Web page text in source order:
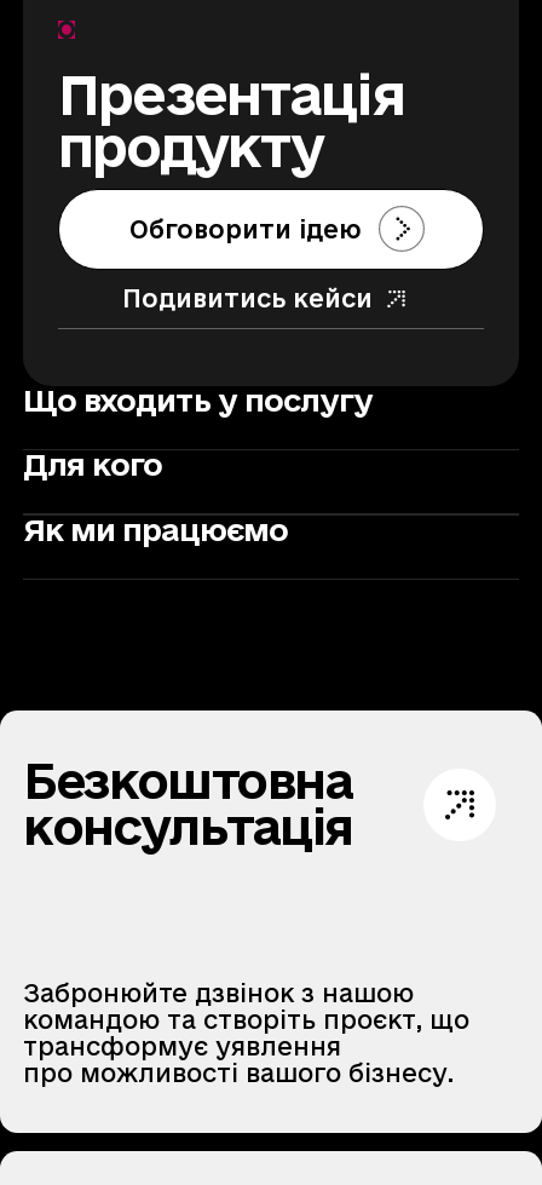
Презентація
продукту
Обговорити ідею
Подивитись кейси
Що входить у послугу
Для кого
Як ми працюємо
Безкоштовна
консультація
Забронюйте дзвінок з нашою
командою та створіть проєкт, що
трансформує уявлення
про можливості вашого бізнесу.